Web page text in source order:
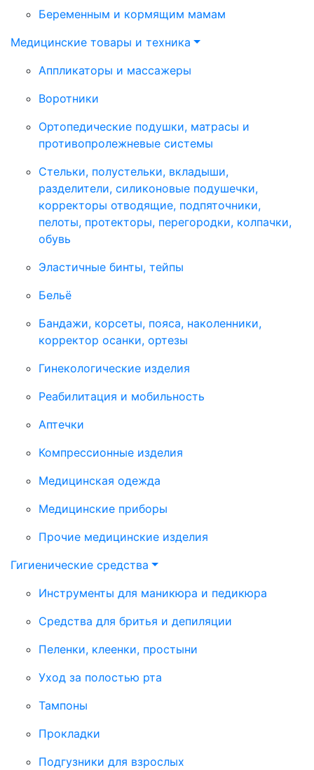
Беременным и кормящим мамам
Медицинские товары и техника
Аппликаторы и массажеры
Воротники
Ортопедические подушки, матрасы и
противопролежневые системы
Стельки, полустельки, вкладыши,
разделители, силиконовые подушечки,
корректоры отводящие, подпяточники,
пелоты, протекторы, перегородки, колпачки,
обувь
Эластичные бинты, тейпы
Бельё
Бандажи, корсеты, пояса, наколенники,
корректор осанки, ортезы
Гинекологические изделия
Реабилитация и мобильность
Аптечки
Компрессионные изделия
Медицинская одежда
Медицинские приборы
Прочие медицинские изделия
Гигиенические средства
Инструменты для маникюра и педикюра
Средства для бритья и депиляции
Пеленки, клеенки, простыни
Уход за полостью рта
Тампоны
Прокладки
Подгузники для взрослых